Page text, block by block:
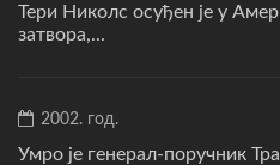
Тери Николс осуђен је у
затвора,...
2002. год.
Умро је генерал-поручник